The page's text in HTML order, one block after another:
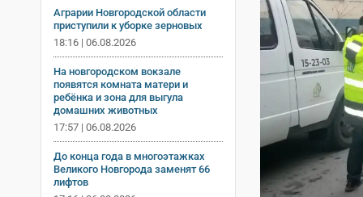
Аграрии Новгородской области
приступили к уборке зерновых
18:16 | 06.08.2026
На новгородском вокзале
появятся комната матери и
ребёнка и зона для выгула
домашних животных
17:57 | 06.08.2026
До конца года в многоэтажках
Великого Новгорода заменят 66
лифтов